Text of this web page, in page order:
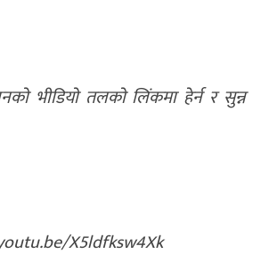
भीडियाे तलकाे लिंकमा हेर्न र सुन्न
X5ldfksw4Xk